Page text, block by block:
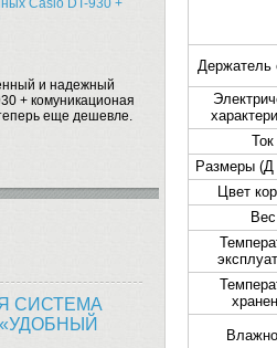
Casio DT-930 +
и надежный
+ комуникационая
еще дешевле.
СИСТЕМА
Держатель
Ток
Размеры(Д
Цвет
Вес